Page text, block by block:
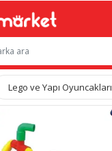
Lego ve Yapı Oyuncakları